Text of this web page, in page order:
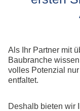
Als Ihr Partner mit
Baubranche
volles Potenzial
entfaltet.
Deshalb bieten wir